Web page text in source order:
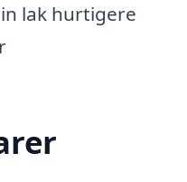
lak hurtigere